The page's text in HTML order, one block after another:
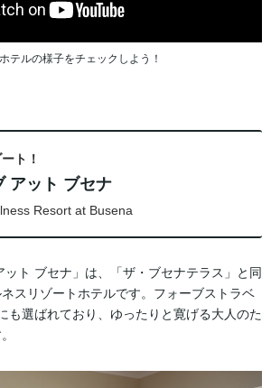
テルの様子をチェックしよう！
ト！
アット ブセナ
Resort at Busena
ット ブセナ」は、「ザ・ブセナテラス」と同
スリゾートホテルです。フォーブストラベ
も選ばれており、ゆったりと寛げる大人のた